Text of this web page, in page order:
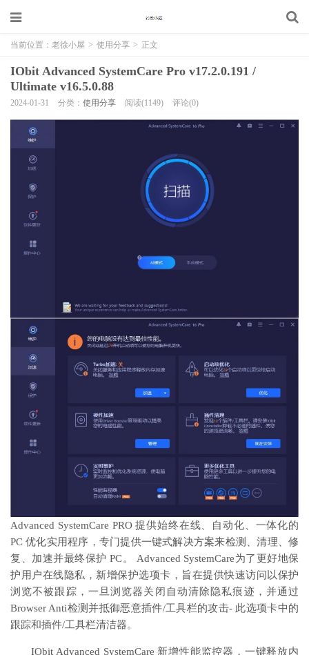
当前位置： 老徐小屋 > 使用分享 > 正文
IObit Advanced SystemCare Pro v17.2.0.191 /
Ultimate v16.5.0.88
2024-01-31 分类： 使用分享 阅读(1149) 评论(0)
Advanced SystemCare PRO 提供始终在线、自动化、一体化的
PC 优化实用程序，专门提供一键式解决方案来检测、清理、修
复、加速并最终保护 PC。 Advanced SystemCare为了更好地保
护用户在线隐私，新增保护选项卡，旨在提供快速访问以保护
浏览不被跟踪，一旦浏览器关闭自动清除隐私痕迹，并通过
Browser Anti检测并抵御恶意插件/工具栏的攻击- 此选项卡中的
跟踪和插件/工具栏清洁器。
IObit Advanced SystemCare 新增性能监控器，一键释放内